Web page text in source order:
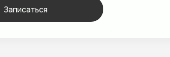
(в крови), Мочевина (в крови), Глюкоза (в
ВИЧ 1 и 2, Сифилис (анти-Tr. pallidum
МНО, Фибриноген, Общий белок (в